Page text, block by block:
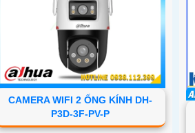
CAMERA WIFI 2 ỐNG KÍNH DH-
P3D-3F-PV-P